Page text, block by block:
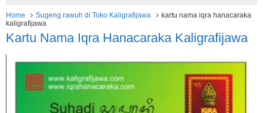
Home Sugeng rawuh di Toko Kaligrafijawa
kartu nama iqra hanacaraka
kaligrafijawa
Kartu Nama Iqra Hanacaraka Kaligrafijawa